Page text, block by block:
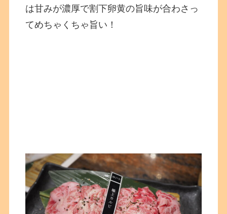
は甘みが濃厚で割下卵黄の旨味が合わさっ
てめちゃくちゃ旨い！